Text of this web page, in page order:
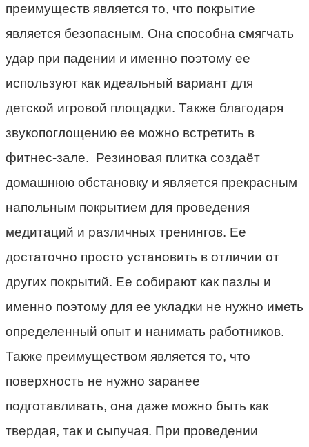
преимуществ является то, что покрытие
является безопасным. Она способна смягчать
удар при падении и именно поэтому ее
используют как идеальный вариант для
детской игровой площадки. Также благодаря
звукопоглощению ее можно встретить в
фитнес-зале. Резиновая плитка создаёт
домашнюю обстановку и является прекрасным
напольным покрытием для проведения
медитаций и различных тренингов. Ее
достаточно просто установить в отличии от
других покрытий. Ее собирают как пазлы и
именно поэтому для ее укладки не нужно иметь
определенный опыт и нанимать работников.
Также преимуществом является то, что
поверхность не нужно заранее
подготавливать, она даже можно быть как
твердая, так и сыпучая. При проведении